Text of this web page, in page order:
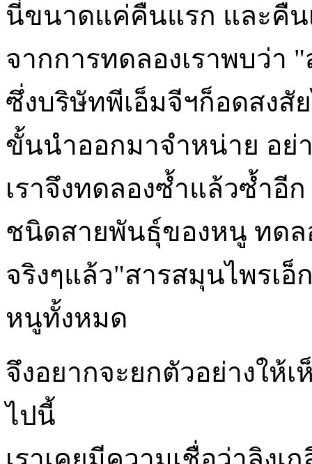
นี่ขนาดแค่คืนแรก และคืน
จากการทดลองเราพบว่า
ซึ่งบริษัทพีเอ็มจีฯก็อดสง
ขั้นนำออกมาจำหน่าย อย่
เราจึงทดลองซ้ำแล้วซ้ำอี
ชนิดสายพันธุ์ของหนู ทดล
จริงๆแล้ว"สารสมุนไพรเอ็
หนูทั้งหมด
จึงอยากจะยกตัวอย่างให้
ไปนี้